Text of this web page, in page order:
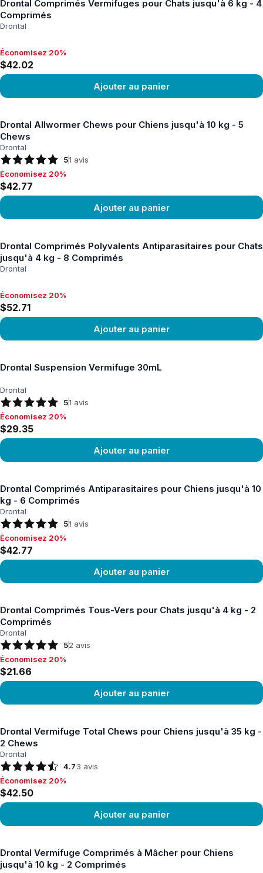
Drontal Comprimés Vermifuges pour Chats jusqu'à 6 kg - 4
Comprimés
Drontal
Économisez 20%, $42.02
Économisez 20%
$42.02
Ajouter au panier
Drontal Allwormer Chews pour Chiens jusqu'à 10 kg - 5
Chews
Drontal
51 avis
Économisez 20%, $42.77
Économisez 20%
$42.77
Ajouter au panier
Drontal Comprimés Polyvalents Antiparasitaires pour Chats
jusqu'à 4 kg - 8 Comprimés
Drontal
Économisez 20%, $52.71
Économisez 20%
$52.71
Ajouter au panier
Drontal Suspension Vermifuge 30mL
Drontal
51 avis
Économisez 20%, $29.35
Économisez 20%
$29.35
Ajouter au panier
Drontal Comprimés Antiparasitaires pour Chiens jusqu'à 10
kg - 6 Comprimés
Drontal
51 avis
Économisez 20%, $42.77
Économisez 20%
$42.77
Ajouter au panier
Drontal Comprimés Tous-Vers pour Chats jusqu'à 4 kg - 2
Comprimés
Drontal
52 avis
Économisez 20%, $21.66
Économisez 20%
$21.66
Ajouter au panier
Drontal Vermifuge Total Chews pour Chiens jusqu'à 35 kg -
2 Chews
Drontal
4.73 avis
Économisez 20%, $42.50
Économisez 20%
$42.50
Ajouter au panier
Drontal Vermifuge Comprimés à Mâcher pour Chiens
jusqu'à 10 kg - 2 Comprimés